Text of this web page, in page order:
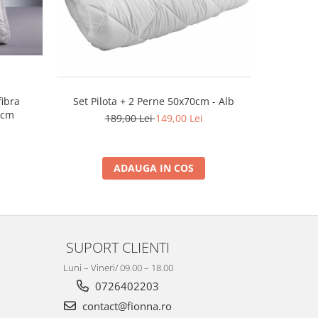
Set Pilota + 2 Perne 50x70cm - Alb
189,00 Lei149,00 Lei
ADAUGA IN COS
SUPORT CLIENTI
Luni – Vineri/ 09.00 – 18.00
0726402203
contact@fionna.ro